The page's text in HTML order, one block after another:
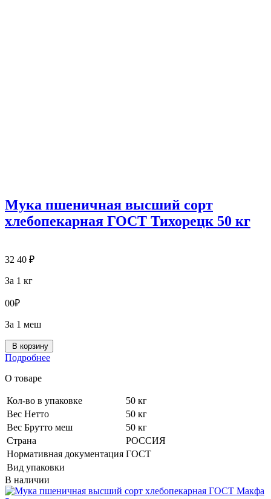
Мука пшеничная высший сорт
хлебопекарная ГОСТ Тихорецк 50 кг
32 40 ₽
За 1 кг
00₽
За 1 меш
В корзину
Подробнее
О товаре
Кол-во в упаковке
50 кг
Вес Нетто
50 кг
Вес Брутто меш
50 кг
Страна
РОССИЯ
Нормативная документация ГОСТ
Вид упаковки
В наличии